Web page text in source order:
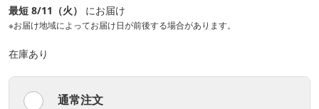
最短 8/11（火） にお届け
※お届け地域によってお届け日が前後する場合があります。
在庫あり
通常注文